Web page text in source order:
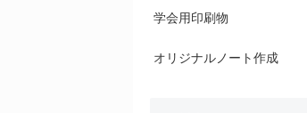
学会用印刷物
オリジナルノート作成